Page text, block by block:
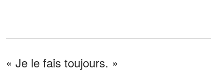
« Je le fais toujours. »